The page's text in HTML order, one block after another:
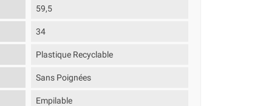
59,5
34
Plastique Recyclable
Sans Poignées
Empilable